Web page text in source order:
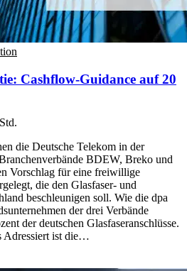
Cashflow-Guidance auf 20
die Deutsche Telekom in der
BDEW, Breko und
Vorschlag für eine freiwillige
die den Glasfaser- und
beschleunigen soll. Wie die dpa
der drei Verbände
der deutschen Glasfaseranschlüsse.
Adressiert ist die…